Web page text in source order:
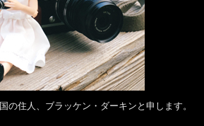
の住人、ブラッケン・ダーキンと申します。